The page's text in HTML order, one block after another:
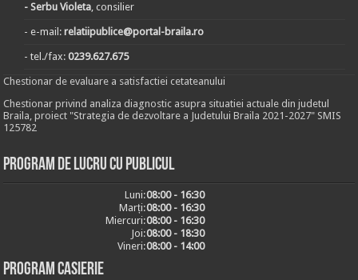
- Serbu Violeta, consilier
- e-mail:relatiipublice@portal-braila.ro
- tel./fax:0239.627.675
Chestionar de evaluare a satisfactiei cetateanului
Chestionar privind analiza diagnostic asupra situatiei actuale din judetul
Braila, proiect "Strategia de dezvoltare a Judetului Braila 2021-2027" SMIS
125782
Program de lucru cu publicul
Luni:08:00 - 16:30
Marți:08:00 - 16:30
Miercuri:08:00 - 16:30
Joi:08:00 - 18:30
Vineri:08:00 - 14:00
Program casierie